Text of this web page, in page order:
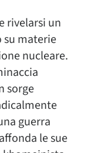
rivelarsi un
su materie
nucleare.
sorge
guerra
le sue